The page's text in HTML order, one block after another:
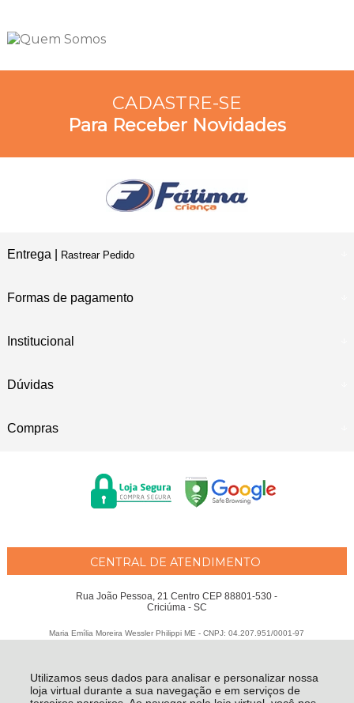
Utilizamos seus dados para analisar e personalizar nossa
loja virtual durante a sua navegação e em serviços de
CADASTRE-SE
Para Receber Novidades
Entrega | Rastrear Pedido
Formas de pagamento
Institucional
Dúvidas
Compras
CENTRAL DE ATENDIMENTO
Rua João Pessoa, 21 Centro CEP 88801-530 -
Criciúma - SC
Maria Emília Moreira Wessler Philippi ME - CNPJ: 04.207.951/0001-97